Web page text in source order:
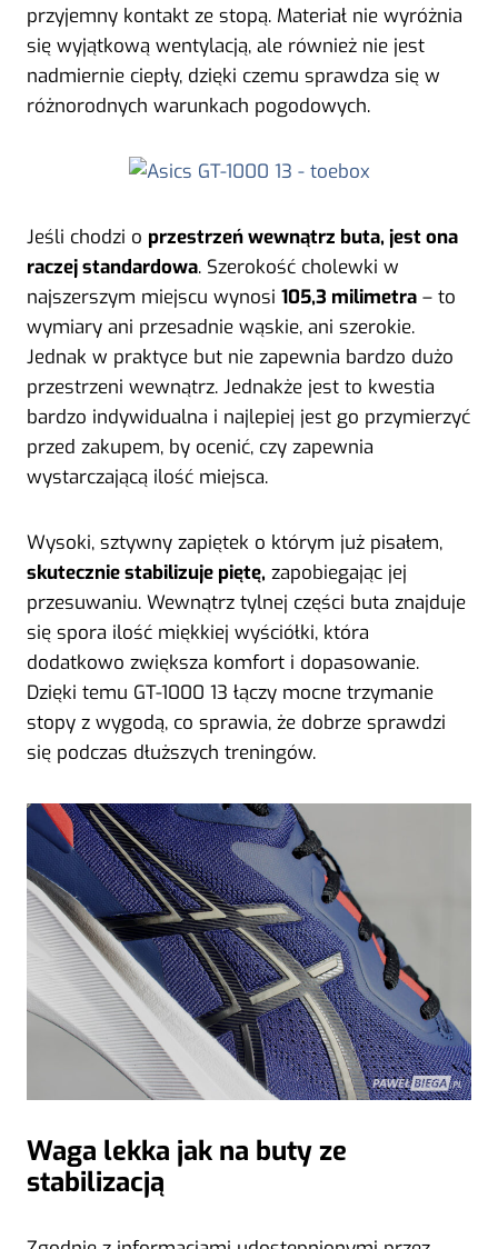
przyjemny kontakt ze stopą. Materiał nie wyróżnia
się wyjątkową wentylacją, ale również nie jest
nadmiernie ciepły, dzięki czemu sprawdza się w
różnorodnych warunkach pogodowych.
Jeśli chodzi o przestrzeń wewnątrz buta, jest ona
raczej standardowa. Szerokość cholewki w
najszerszym miejscu wynosi 105,3 milimetra – to
wymiary ani przesadnie wąskie, ani szerokie.
Jednak w praktyce but nie zapewnia bardzo dużo
przestrzeni wewnątrz. Jednakże jest to kwestia
bardzo indywidualna i najlepiej jest go przymierzyć
przed zakupem, by ocenić, czy zapewnia
wystarczającą ilość miejsca.
Wysoki, sztywny zapiętek o którym już pisałem,
skutecznie stabilizuje piętę, zapobiegając jej
przesuwaniu. Wewnątrz tylnej części buta znajduje
się spora ilość miękkiej wyściółki, która
dodatkowo zwiększa komfort i dopasowanie.
Dzięki temu GT-1000 13 łączy mocne trzymanie
stopy z wygodą, co sprawia, że dobrze sprawdzi
się podczas dłuższych treningów.
Waga lekka jak na buty ze
stabilizacją